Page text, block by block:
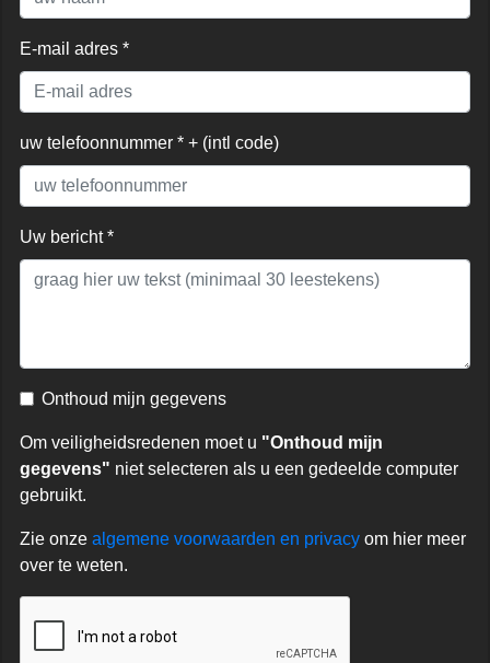
E-mail adres *
uw telefoonnummer * + (intl code)
Uw bericht *
Onthoud mijn gegevens
Om veiligheidsredenen moet u "Onthoud mijn
gegevens" niet selecteren als u een gedeelde computer
gebruikt.
Zie onze algemene voorwaarden en privacy om hier meer
over te weten.